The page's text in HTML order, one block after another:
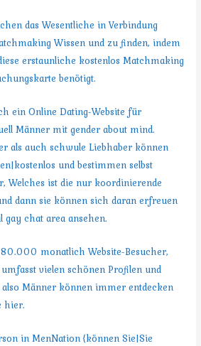
das Wesentliche in Verbindung
Wissen und zu finden, indem
erstaunliche kostenlos Matchmaking
benötigt.
ein Online Dating-Website für
Männer mit gender about mind.
als auch schwule Liebhaber können
und bestimmen selbst
Welches ist die nur koordinierende
dann sie können sich daran erfreuen
chat area ansehen.
monatlich Website-Besucher,
vielen schönen Profilen und
Männer können immer entdecken
hier.
in MenNation {können Sie|Sie